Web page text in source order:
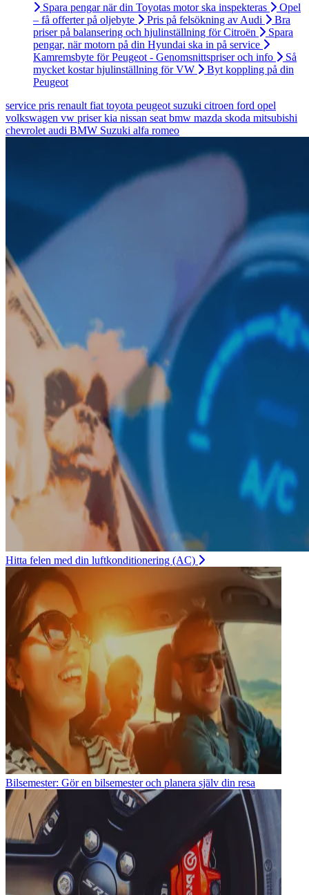
Spara pengar när din Toyotas motor ska inspekteras
Opel
– få offerter på oljebyte
Pris på felsökning av Audi
Bra
priser på balansering och hjulinställning för Citroën
Spara
pengar, när motorn på din Hyundai ska in på service
Kamremsbyte för Peugeot - Genomsnittspriser och info
Så
mycket kostar hjulinställning för VW
Byt koppling på din
Peugeot
service pris renault fiat toyota peugeot suzuki citroen ford opel
volkswagen vw priserkia nissan seat bmw mazda skoda mitsubishi
chevrolet audi BMW Suzuki alfa romeo
Hitta felen med din luftkonditionering (AC)
Bilsemester: Gör en bilsemester och planera själv din resa